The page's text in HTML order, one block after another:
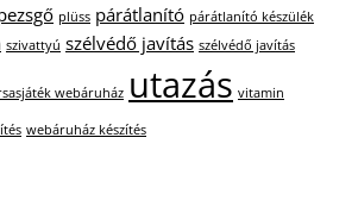
plüss párátlanító párátlanító készülék
szivattyú szélvédő javítás szélvédő javítás
webáruház utazás vitamin
webáruház készítés